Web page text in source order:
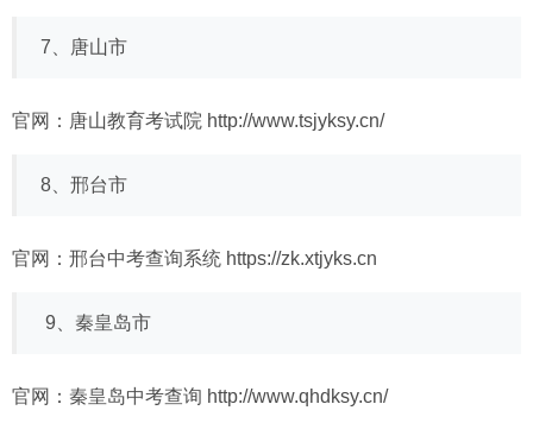
7、唐山市
官网：唐山教育考试院 http://www.tsjyksy.cn/
8、邢台市
官网：邢台中考查询系统 https://zk.xtjyks.cn
9、秦皇岛市
官网：秦皇岛中考查询 http://www.qhdksy.cn/